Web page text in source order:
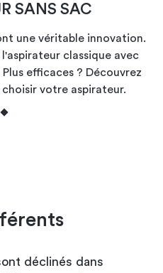
SANS SAC
une véritable innovation.
classique avec
efficaces ? Découvrez
votre aspirateur.
déclinés dans